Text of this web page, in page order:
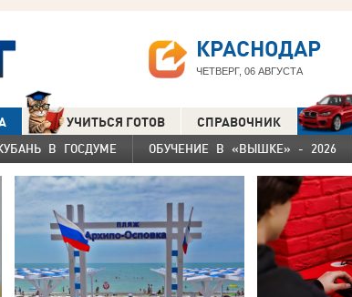
КРАСНОДАР
ЧЕТВЕРГ, 06 АВГУСТА
УЧИТЬСЯ ГОТОВ СПРАВОЧНИК
В ГОСДУМЕ ОБУЧЕНИЕ В «ВЫШКЕ» - 2026